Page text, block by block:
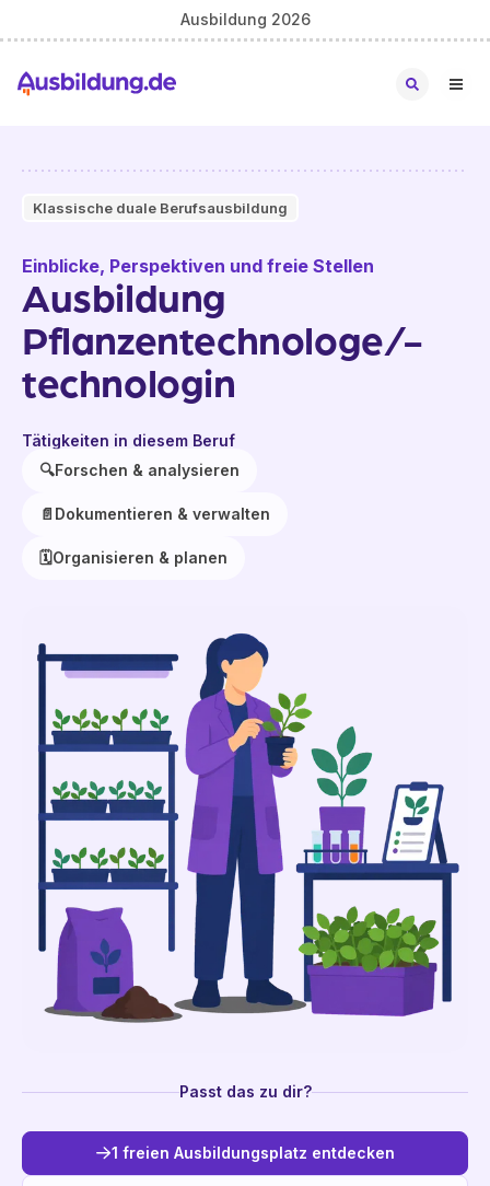
Ausbildung 2026
Klassische duale Berufsausbildung
Einblicke, Perspektiven und freie Stellen
Ausbildung
Pflanzentechnologe/-
technologin
Tätigkeiten in diesem Beruf
🔍Forschen & analysieren
📄 Dokumentieren & verwalten
🗓️Organisieren & planen
Passt das zu dir?
1 freien Ausbildungsplatz entdecken